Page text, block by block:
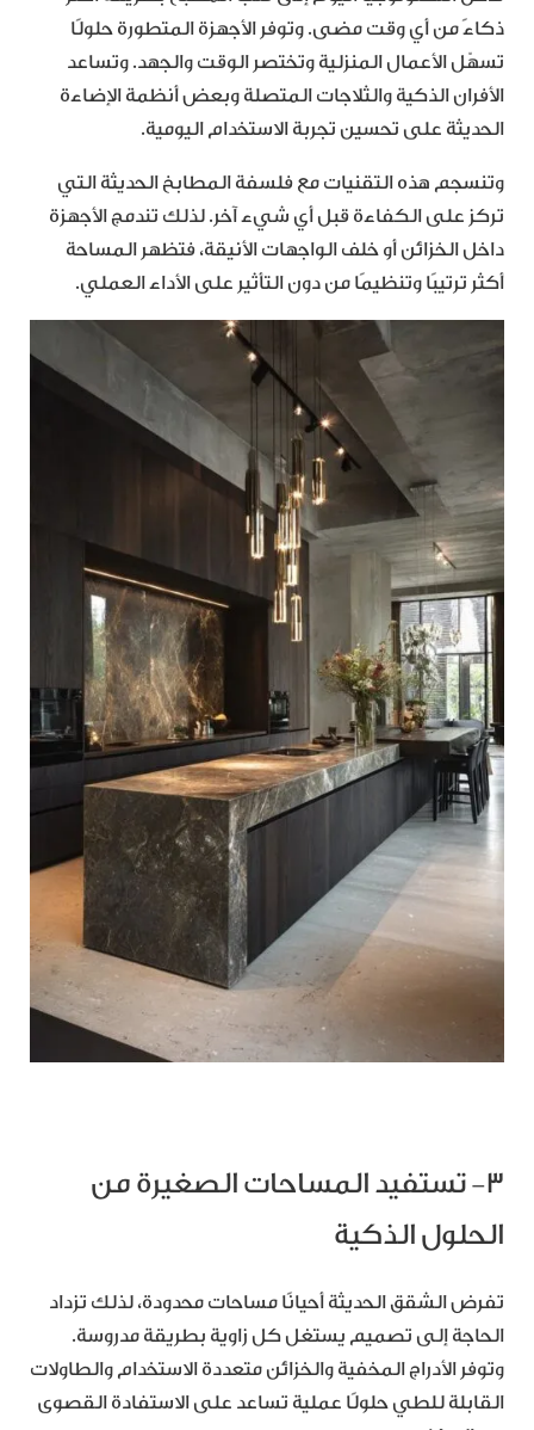
ذكاءً من أي وقت مضى. وتوفر الأجهزة المتطورة حلولًا
تسهّل الأعمال المنزلية وتختصر الوقت والجهد. وتساعد
الأفران الذكية والثلاجات المتصلة وبعض أنظمة الإضاءة
الحديثة على تحسين تجربة الاستخدام اليومية.
وتنسجم هذه التقنيات مع فلسفة المطابخ الحديثة التي
تركز على الكفاءة قبل أي شيء آخر. لذلك تندمج الأجهزة
داخل الخزائن أو خلف الواجهات الأنيقة، فتظهر المساحة
أكثر ترتيبًا وتنظيمًا من دون التأثير على الأداء العملي.
٣- تستفيد المساحات الصغيرة من
الحلول الذكية
تفرض الشقق الحديثة أحيانًا مساحات محدودة، لذلك تزداد
الحاجة إلى تصميم يستغل كل زاوية بطريقة مدروسة.
وتوفر الأدراج المخفية والخزائن متعددة الاستخدام والطاولات
القابلة للطي حلولًا عملية تساعد على الاستفادة القصوى